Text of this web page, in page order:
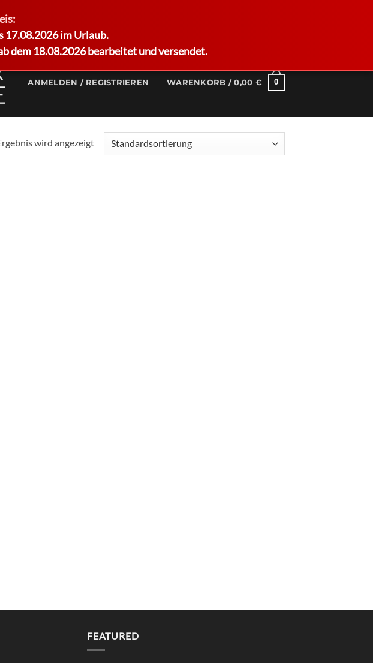
17.08.2026 im Urlaub.
dem 18.08.2026 bearbeitet und versendet.
ANMELDEN / REGISTRIEREN WARENKORB /0,00 € 0
wird angezeigt
FEATURED